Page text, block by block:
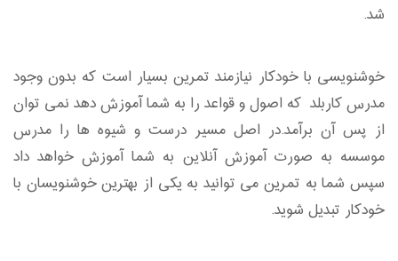
شد.
خوشنویسی با خودکار نیازمند تمرین بسیار است که بدون وجود
مدرس کاربلد که اصول و قواعد را به شما آموزش دهد نمی توان
از پس آن برآمد.در اصل مسیر درست و شیوه ها را مدرس
موسسه به صورت آموزش آنلاین به شما آموزش خواهد داد
سپس شما به تمرین می توانید به یکی از بهترین خوشنویسان با
خودکار تبدیل شوید.